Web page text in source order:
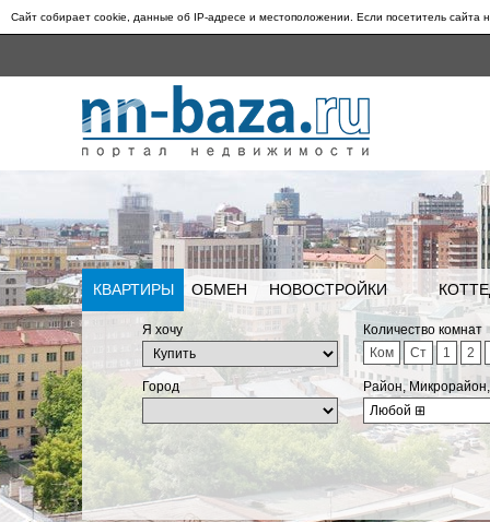
Сайт собирает cookie, данные об IP-адресе и местоположении. Если посетитель сайта
КВАРТИРЫ ОБМЕН НОВОСТРОЙКИ
Я хочу
Количество комнат
Ком
Ст 1 2
Город
Район,
Любой ⊞